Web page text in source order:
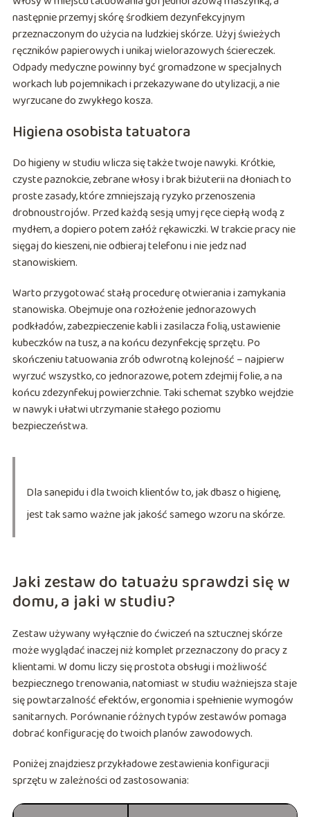
następnie przemyj skórę środkiem dezynfekcyjnym
przeznaczonym do użycia na ludzkiej skórze. Użyj świeżych
ręczników papierowych i unikaj wielorazowych ściereczek.
Odpady medyczne powinny być gromadzone w specjalnych
workach lub pojemnikach i przekazywane do utylizacji, a nie
wyrzucane do zwykłego kosza.
Higiena osobista tatuatora
Do higieny w studiu wlicza się także twoje nawyki. Krótkie,
czyste paznokcie, zebrane włosy i brak biżuterii na dłoniach to
proste zasady, które zmniejszają ryzyko przenoszenia
drobnoustrojów. Przed każdą sesją umyj ręce ciepłą wodą z
mydłem, a dopiero potem załóż rękawiczki. W trakcie pracy nie
sięgaj do kieszeni, nie odbieraj telefonu i nie jedz nad
stanowiskiem.
Warto przygotować stałą procedurę otwierania i zamykania
stanowiska. Obejmuje ona rozłożenie jednorazowych
podkładów, zabezpieczenie kabli i zasilacza folią, ustawienie
kubeczków na tusz, a na końcu dezynfekcję sprzętu. Po
skończeniu tatuowania zrób odwrotną kolejność – najpierw
wyrzuć wszystko, co jednorazowe, potem zdejmij folie, a na
końcu zdezynfekuj powierzchnie. Taki schemat szybko wejdzie
w nawyk i ułatwi utrzymanie stałego poziomu
bezpieczeństwa.
Dla sanepidu i dla twoich klientów to, jak dbasz o higienę,
jest tak samo ważne jak jakość samego wzoru na skórze.
Jaki zestaw do tatuażu sprawdzi się w
domu, a jaki w studiu?
Zestaw używany wyłącznie do ćwiczeń na sztucznej skórze
może wyglądać inaczej niż komplet przeznaczony do pracy z
klientami. W domu liczy się prostota obsługi i możliwość
bezpiecznego trenowania, natomiast w studiu ważniejsza staje
się powtarzalność efektów, ergonomia i spełnienie wymogów
sanitarnych. Porównanie różnych typów zestawów pomaga
dobrać konfigurację do twoich planów zawodowych.
Poniżej znajdziesz przykładowe zestawienia konfiguracji
sprzętu w zależności od zastosowania: